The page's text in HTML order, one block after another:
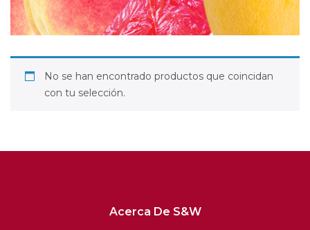
No se han encontrado productos que coincidan
con tu selección.
Acerca De S&W